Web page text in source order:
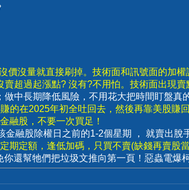
價沒量就直接刷掉。技術面和訊號面的加權
超過起漲點? 沒有?不用怕。技術面出現賣
中長期降低風險，不用花大把時間盯盤真
的在2025年初全吐回去，然後再靠美股賺回
融股，不要一次買足！
融股除權日之前的1-2個星期 ， 就賣出脫
期定額，逢低加碼，只買不賣(缺錢再賣股
還幫牠們把垃圾文推向第一頁！惡蟲電爆